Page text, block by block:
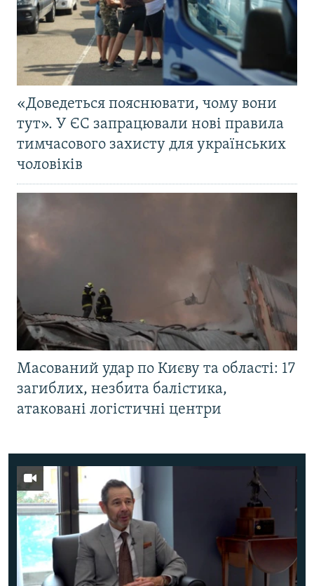
«Доведеться пояснювати, чому вони
тут». У ЄС запрацювали нові правила
тимчасового захисту для українських
чоловіків
Масований удар по Києву та області: 17
загиблих, незбита балістика,
атаковані логістичні центри